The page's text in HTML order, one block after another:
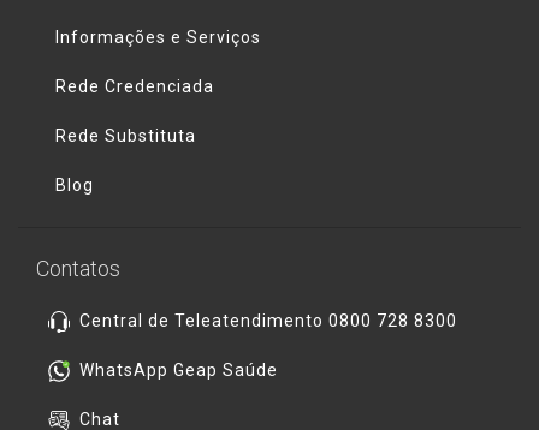
Informações e Serviços
Rede Credenciada
Rede Substituta
Blog
Contatos
Central de Teleatendimento 0800 728 8300
WhatsApp Geap Saúde
Chat